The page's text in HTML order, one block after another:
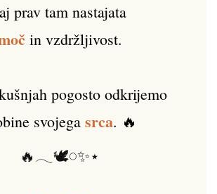
prav tam nastajata
in vzdržljivost.
pogosto odkrijemo
svojega srca. 🔥
🔥𓂃🕊️𓏸✨⋆